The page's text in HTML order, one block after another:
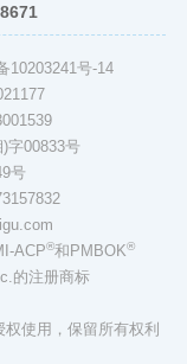
10203241号-14
字00833号
号
ACP®和PMBOK®
的注册商标
使用，保留所有权利